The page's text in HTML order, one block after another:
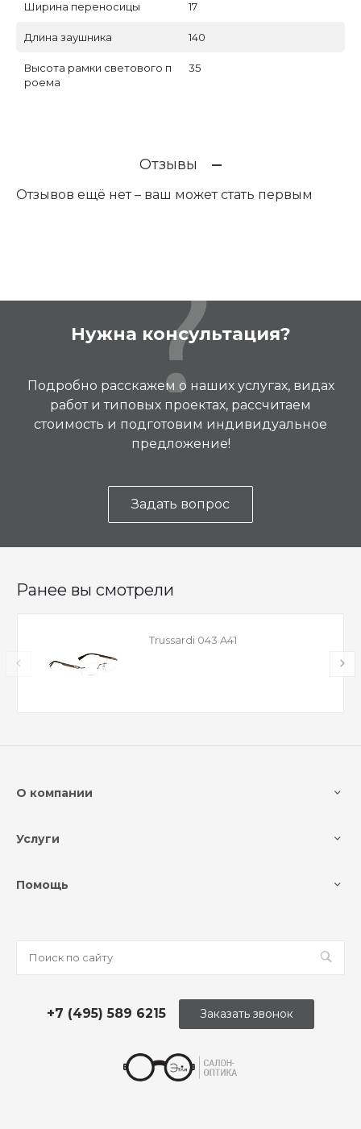
Ширина переносицы 17
Длина заушника 140
Высота рамки светового п
роема
35
Отзывы
Отзывов ещё нет – ваш может стать первым
Нужна консультация?
Подробно расскажем о наших услугах, видах
работ и типовых проектах, рассчитаем
стоимость и подготовим индивидуальное
предложение!
Задать вопрос
Ранее вы смотрели
Trussardi 043 A41
О компании
Услуги
Помощь
+7 (495) 589 6215 Заказать звонок